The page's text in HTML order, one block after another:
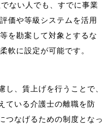
ない人でも、すでに事業
価や等級システムを活用
を勘案して対象とするな
軟に設定が可能です。
し、賃上げを行うことで、
ている介護士の離職を防
つなげるための制度となっ